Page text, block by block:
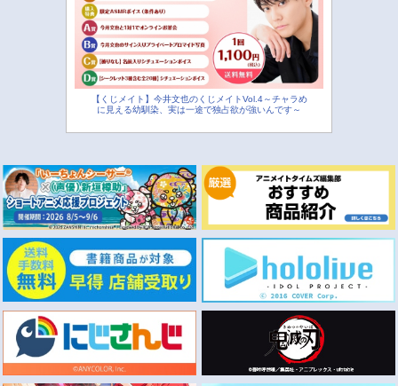
【くじメイト】今井文也のくじメイトVol.4～チャラめ
に見える幼馴染、実は一途で独占欲が強いんです～